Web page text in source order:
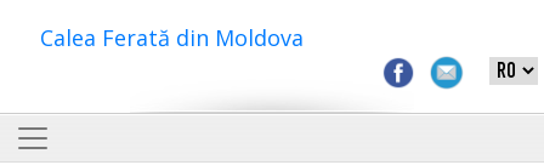
Calea Ferată din Moldova